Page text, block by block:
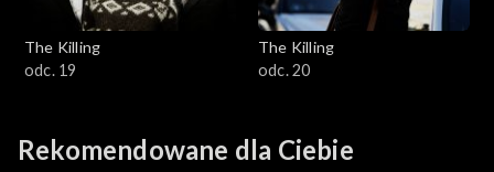
The Killing
odc. 19
The Killing
odc. 20
Rekomendowane dla Ciebie